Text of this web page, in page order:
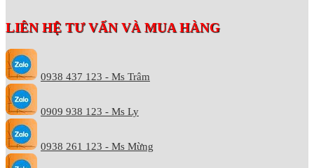
LIÊN HỆ TƯ VẤN VÀ MUA HÀNG
0938 437 123 - Ms Trâm
0909 938 123 - Ms Ly
0938 261 123 - Ms Mừng